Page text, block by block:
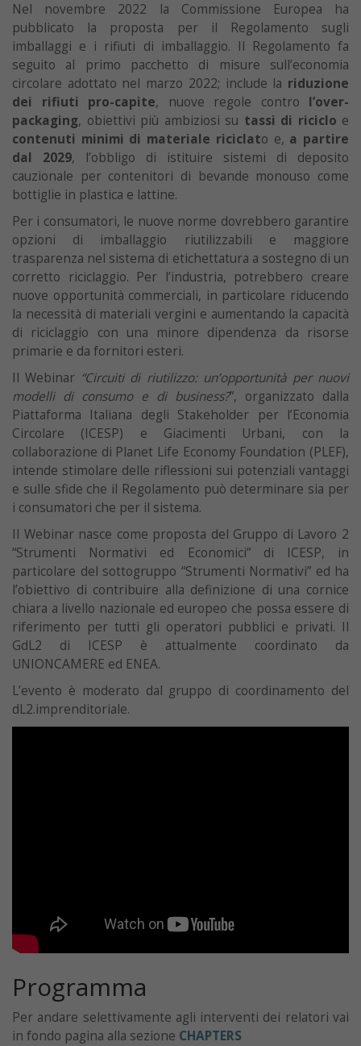
Nel novembre 2022 la Commissione Europea ha
pubblicato la proposta per il Regolamento sugli
imballaggi e i rifiuti di imballaggio. Il Regolamento fa
seguito al primo pacchetto di misure sull’economia
circolare adottato nel marzo 2022; include la riduzione
dei rifiuti pro-capite, nuove regole contro l’over-
packaging, obiettivi più ambiziosi su tassi di riciclo e
contenuti minimi di materiale riciclato e, a partire
dal 2029, l’obbligo di istituire sistemi di deposito
cauzionale per contenitori di bevande monouso come
bottiglie in plastica e lattine.
Per i consumatori, le nuove norme dovrebbero garantire
opzioni di imballaggio riutilizzabili e maggiore
trasparenza nel sistema di etichettatura a sostegno di un
corretto riciclaggio. Per l’industria, potrebbero creare
nuove opportunità commerciali, in particolare riducendo
la necessità di materiali vergini e aumentando la capacità
di riciclaggio con una minore dipendenza da risorse
primarie e da fornitori esteri.
Il Webinar “Circuiti di riutilizzo: un’opportunità per nuovi
modelli di consumo e di business?”, organizzato dalla
Piattaforma Italiana degli Stakeholder per l’Economia
Circolare (ICESP) e Giacimenti Urbani, con la
collaborazione di Planet Life Economy Foundation (PLEF),
intende stimolare delle riflessioni sui potenziali vantaggi
e sulle sfide che il Regolamento può determinare sia per
i consumatori che per il sistema.
Il Webinar nasce come proposta del Gruppo di Lavoro 2
“Strumenti Normativi ed Economici” di ICESP, in
particolare del sottogruppo “Strumenti Normativi” ed ha
l’obiettivo di contribuire alla definizione di una cornice
chiara a livello nazionale ed europeo che possa essere di
riferimento per tutti gli operatori pubblici e privati. Il
GdL2 di ICESP è attualmente coordinato da
UNIONCAMERE ed ENEA.
L’evento è moderato dal gruppo di coordinamento del
dL2.imprenditoriale.
Programma
Per andare selettivamente agli interventi dei relatori vai
in fondo pagina alla sezione CHAPTERS